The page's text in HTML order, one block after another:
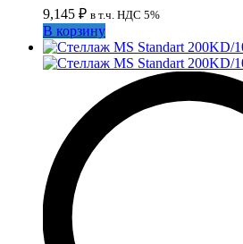
9,145 ₽ в т.ч. НДС 5%
В корзину